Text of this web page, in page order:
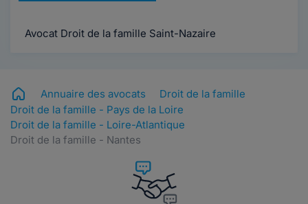
Avocat Droit de la famille Saint-Nazaire
Annuaire des avocats
Droit de la famille
Droit de la famille - Pays de la Loire
Droit de la famille - Loire-Atlantique
Droit de la famille - Nantes